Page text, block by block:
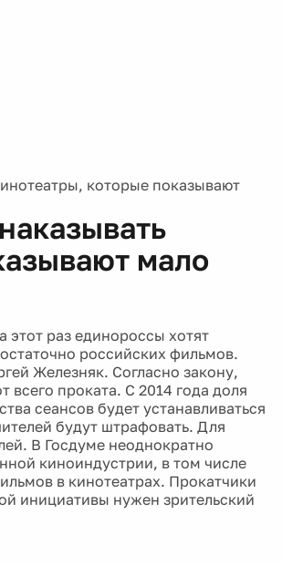
которые показывают
мало
раз единороссы хотят
российских фильмов.
Железняк. Согласно закону,
проката. С 2014 года доля
сеансов будет устанавливаться
будут штрафовать. Для
В Госдуме неоднократно
киноиндустрии, в том числе
в кинотеатрах. Прокатчики
инициативы нужен зрительский